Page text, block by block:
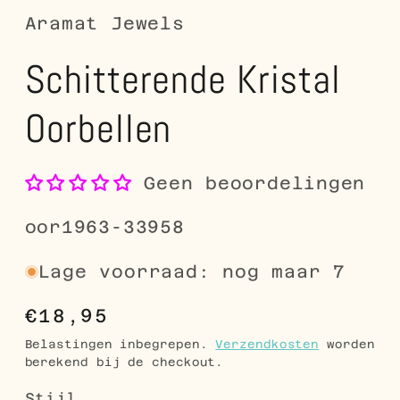
Aramat Jewels
Schitterende Kristal
Oorbellen
Geen beoordelingen
SKU:
oor1963-33958
Lage voorraad: nog maar 7
Normale
prijs
€18,95
Belastingen inbegrepen.Verzendkosten worden
berekend bij de checkout.